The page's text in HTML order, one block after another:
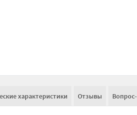
характеристики Отзывы